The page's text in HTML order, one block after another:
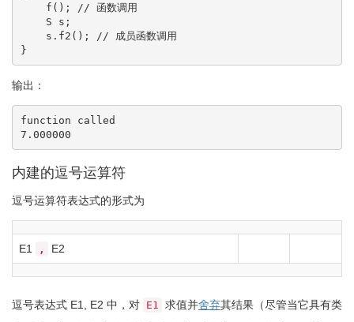
    f
( ) ;
// 函数调用
    S s
;
    s.
f2 ( ) ;
// 成员函数调用
}
输出：
function called
7.000000
内建的逗号运算符
逗号运算符表达式的形式为
E1 , E2
逗号表达式 E1, E2 中，对 E1 求值并舍弃其结果（尽管当它具有类